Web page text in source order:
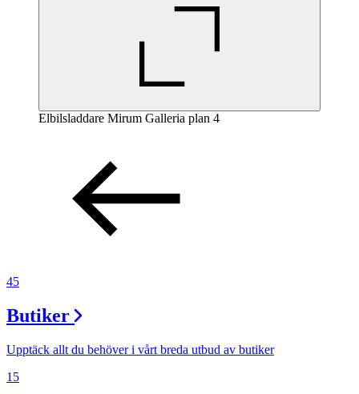
Elbilsladdare Mirum Galleria plan 4
45
Butiker
Upptäck allt du behöver i vårt breda utbud av butiker
15